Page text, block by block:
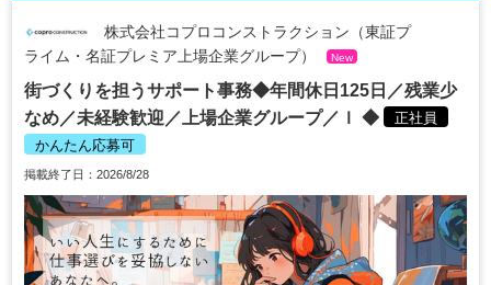
株式会社コプロコンストラクション（東証プ
ライム・名証プレミア上場企業グループ）
New
街づくりを担うサポート事務◆年間休日125日／残業少
なめ／未経験歓迎／上場企業グループ／ｌ ◆
正社員
かんたん応募可
掲載終了日：2026/8/28